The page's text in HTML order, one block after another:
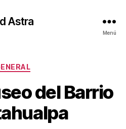
Astra
Menú
Categorías
del Barrio